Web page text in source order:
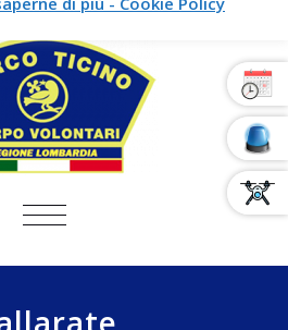
COMMUTA NAVIGAZIONE